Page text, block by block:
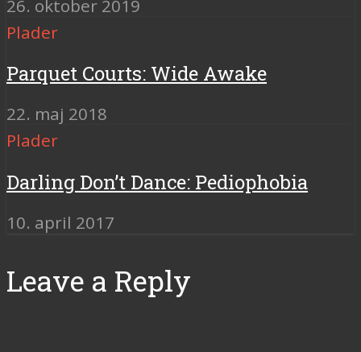
26. oktober 2019
Plader
Parquet Courts: Wide Awake
22. maj 2018
Plader
Darling Don’t Dance: Pediophobia
10. april 2017
Leave a Reply